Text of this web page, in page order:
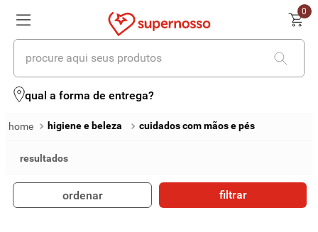
0
procure aqui seus produtos
qual a forma de entrega?
higiene e beleza cuidados com mãos e pés
ordenar filtrar
termos mais buscados
4º iogurte